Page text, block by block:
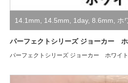
14.1mm, 14.5mm, 1day, 8.6mm, ホ
着レポ,高発色・コスプレ用
パーフェクトシリーズ ジョーカー
パーフェクトシリーズ ジョーカー ホワイ